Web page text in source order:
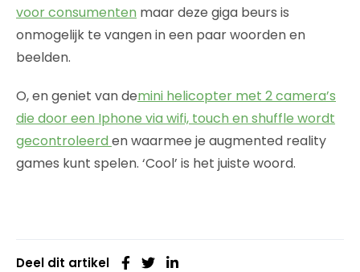
voor consumenten maar deze giga beurs is
onmogelijk te vangen in een paar woorden en
beelden.
O, en geniet van demini helicopter met 2 camera’s
die door een Iphone via wifi, touch en shuffle wordt
gecontroleerd en waarmee je augmented reality
games kunt spelen. ‘Cool’ is het juiste woord.
Deel dit artikel